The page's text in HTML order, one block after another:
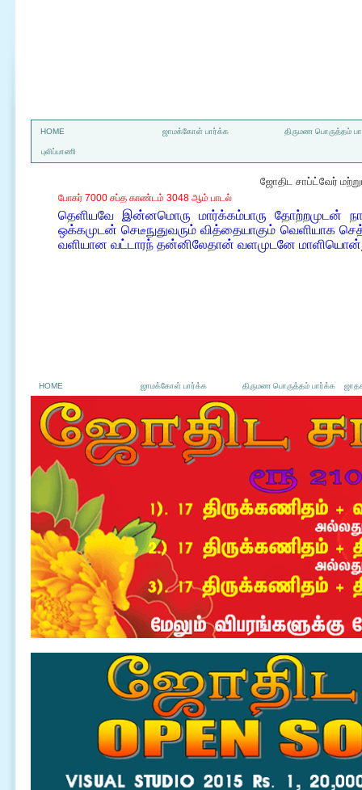
HOME ஜாமக்கோள் பார்க்க திருமண பொருத்தம்
புலிப்பாணி
ஜோதிட சாப்ட்வேர்
போகர் 7000 சப்த காண்டம் 3048 ஆம் பாடல்
தெளியவே இன்னமொரு மார்க்கம்பாரு தோற்றமுடன்
ஒக்கமுடன் செடீநுதுவரும் வித்தையாகும் வெளியாக
வளியான வட்டாரந் தன்னிலேதான் வளமுடனே
HOME ஜாமக்கோள் பார்க்க திருமண பொருத்தம் பார்க்க